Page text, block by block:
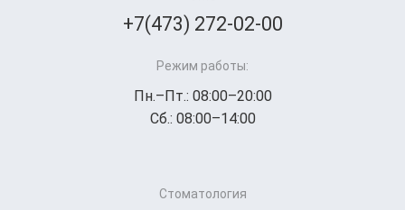
+7(473) 272-02-00
Режим работы:
Пн.–Пт.: 08:00–20:00
Сб.: 08:00–14:00
Стоматология